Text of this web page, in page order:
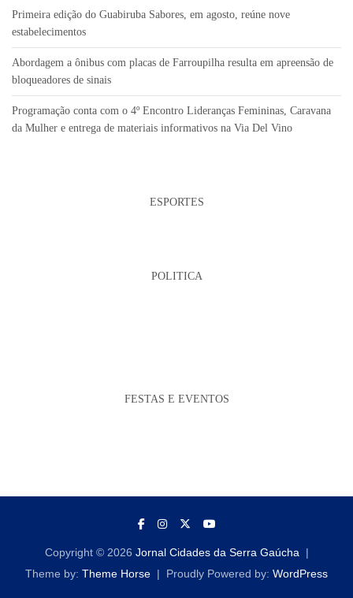
Primeira edição do Guabiruba Sabores, em agosto, reúne nove
estabelecimentos
Abordagem a ônibus com placas de Farroupilha resulta em apreensão de
bloqueadores de sinais
Programação conta com o 4º Encontro Lideranças Femininas, Caravana
da Mulher e entrega de materiais informativos na Via Del Vino
ESPORTES
POLITICA
FESTAS E EVENTOS
Copyright © 2026 Jornal Cidades da Serra Gaúcha
Theme by: Theme Horse Proudly Powered by: WordPress